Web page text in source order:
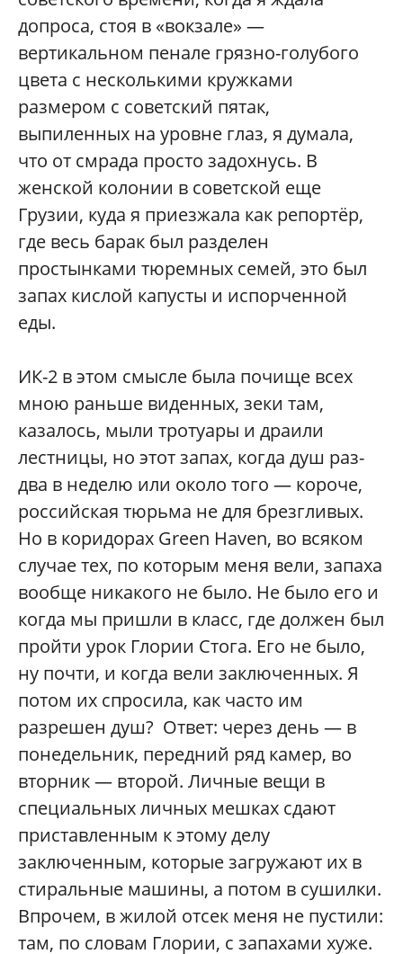
допроса, стоя в «вокзале» —
вертикальном пенале грязно-голубого
цвета с несколькими кружками
размером с советский пятак,
выпиленных на уровне глаз, я думала,
что от смрада просто задохнусь. В
женской колонии в советской еще
Грузии, куда я приезжала как репортёр,
где весь барак был разделен
простынками тюремных семей, это был
запах кислой капусты и испорченной
еды.
ИК-2 в этом смысле была почище всех
мною раньше виденных, зеки там,
казалось, мыли тротуары и драили
лестницы, но этот запах, когда душ раз-
два в неделю или около того — короче,
российская тюрьма не для брезгливых.
Но в коридорах Green Haven, во всяком
случае тех, по которым меня вели, запаха
вообще никакого не было. Не было его и
когда мы пришли в класс, где должен был
пройти урок Глории Стога. Его не было,
ну почти, и когда вели заключенных. Я
потом их спросила, как часто им
разрешен душ? Ответ: через день — в
понедельник, передний ряд камер, во
вторник — второй. Личные вещи в
специальных личных мешках сдают
приставленным к этому делу
заключенным, которые загружают их в
стиральные машины, а потом в сушилки.
Впрочем, в жилой отсек меня не пустили:
там, по словам Глории, с запахами хуже.